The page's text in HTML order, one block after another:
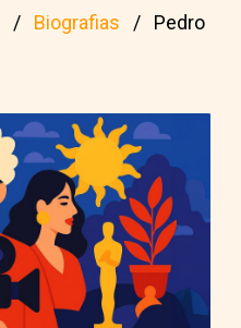
Biografias
Pedro